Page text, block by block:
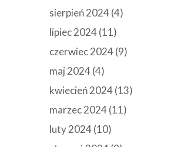
sierpień 2024(4)
lipiec 2024(11)
czerwiec 2024(9)
maj 2024(4)
kwiecień 2024(13)
marzec 2024(11)
luty 2024(10)